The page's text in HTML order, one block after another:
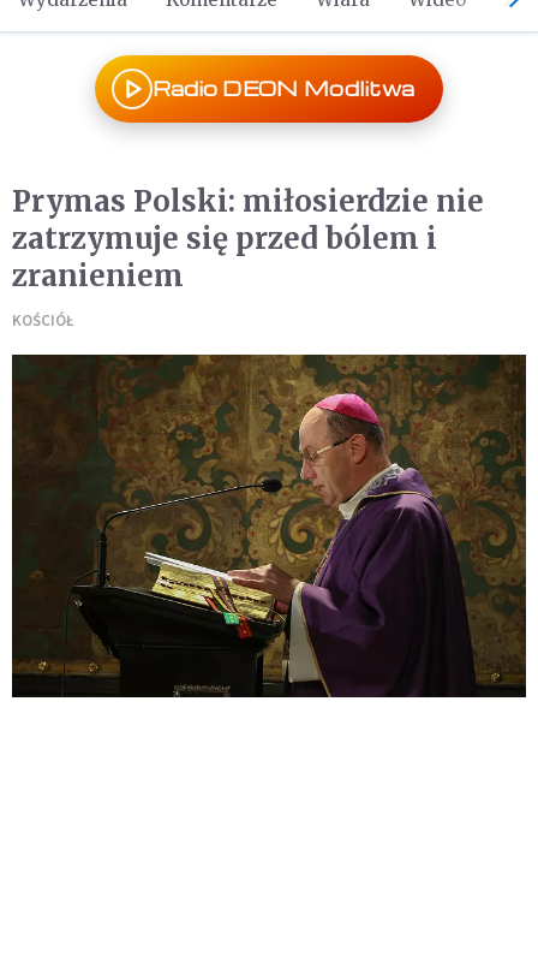
Radio DEON Modlitwa
Prymas Polski: miłosierdzie nie
zatrzymuje się przed bólem i
zranieniem
KOŚCIÓŁ